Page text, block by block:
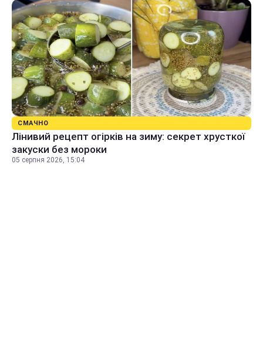
СМАЧНО
Лінивий рецепт огірків на зиму: секрет хрусткої
закуски без мороки
05 серпня 2026, 15:04